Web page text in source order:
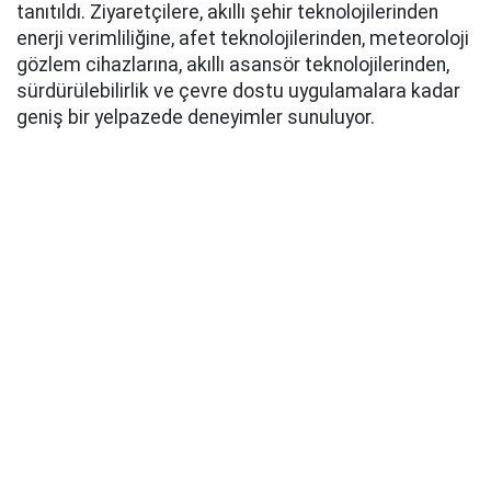
tanıtıldı. Ziyaretçilere, akıllı şehir teknolojilerinden
enerji verimliliğine, afet teknolojilerinden, meteoroloji
gözlem cihazlarına, akıllı asansör teknolojilerinden,
sürdürülebilirlik ve çevre dostu uygulamalara kadar
geniş bir yelpazede deneyimler sunuluyor.